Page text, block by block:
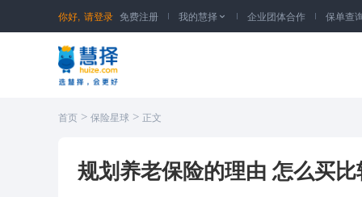
你好, 请登录 免费注册 我的慧择  企业团体合作 保单查
首页 > 保险星球 > 正文
规划养老保险的理由 怎么买比